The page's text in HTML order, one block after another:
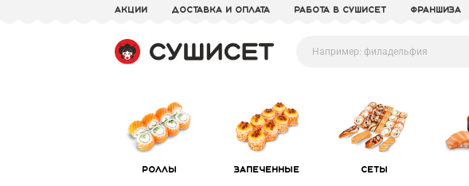
акции доставка и оплата Работа в СУШИСЕТ франшиза
Роллы Запеченные Сеты